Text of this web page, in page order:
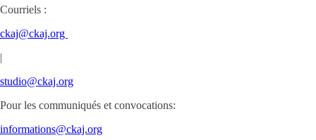
Courriels :
ckaj@ckaj.org
|
studio@ckaj.org
Pour les communiqués et convocations:
informations@ckaj.org